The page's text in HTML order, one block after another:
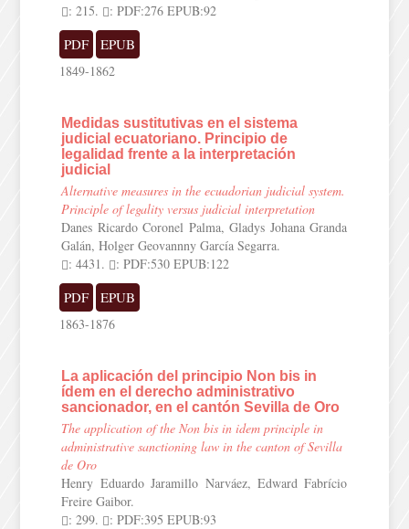
: 215.
: PDF:276 EPUB:92
PDF EPUB
1849-1862
Medidas sustitutivas en el sistema
judicial ecuatoriano. Principio de
legalidad frente a la interpretación
judicial
Alternative measures in the ecuadorian judicial system.
Principle of legality versus judicial interpretation
Danes Ricardo Coronel Palma, Gladys Johana Granda
Galán, Holger Geovannny García Segarra.
: 4431.
: PDF:530 EPUB:122
PDF EPUB
1863-1876
La aplicación del principio Non bis in
ídem en el derecho administrativo
sancionador, en el cantón Sevilla de Oro
The application of the Non bis in idem principle in
administrative sanctioning law in the canton of Sevilla
de Oro
Henry Eduardo Jaramillo Narváez, Edward Fabrício
Freire Gaibor.
: 299.
: PDF:395 EPUB:93